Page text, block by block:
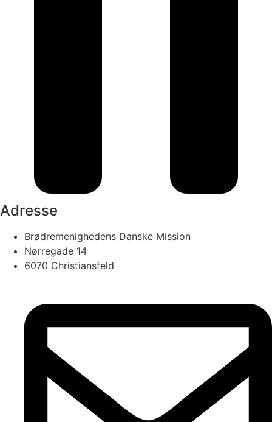
Adresse
Brødremenighedens Danske Mission
Nørregade 14
6070 Christiansfeld